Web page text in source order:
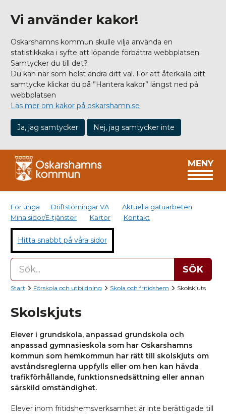
Vi använder kakor!
Oskarshamns kommun skulle vilja använda en
statistikkaka i syfte att löpande förbättra webbplatsen.
Samtycker du till det?
Du kan när som helst ändra ditt val. För att återkalla ditt
samtycke klickar du på ”Hantera kakor” längst ned på
webbplatsen
Läs mer om kakor på oskarshamn.se
Ja, jag samtycker Nej, jag samtycker inte
MENY
För unga Driftstörningar VA
Aktuella gatuarbeten
Mina sidor/E-tjänster
Kartor Kontakt
Hitta snabbt på våra sidor
SÖK
Start Förskola och utbildning Skola och fritidshem Skolskjuts
Skolskjuts
Elever i grundskola, anpassad grundskola och
anpassad gymnasieskola som har Oskarshamns
kommun som hemkommun har rätt till skolskjuts om
avståndsreglerna uppfylls eller om hen kan hävda
trafikförhållande, funktionsnedsättning eller annan
särskild omständighet.
Elever inom fritidshemsverksamhet är inte berättigade till